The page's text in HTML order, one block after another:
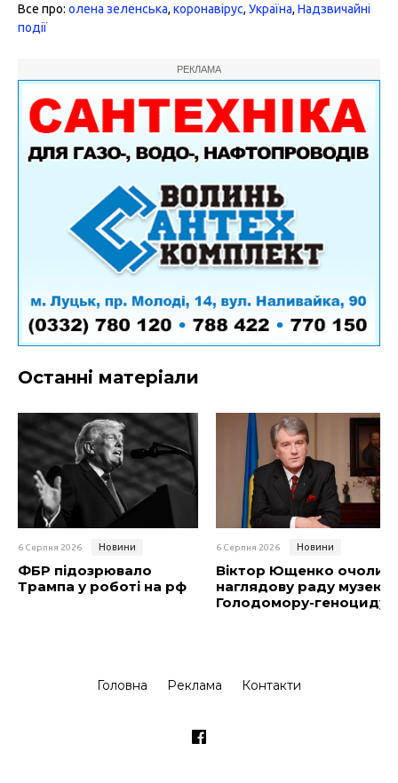
Все про: олена зеленська, коронавірус, Україна, Надзвичайні
події
РЕКЛАМА
Останні матеріали
6 Серпня 2026 Новини
ФБР підозрювало
Трампа у роботі на рф
6 Серпня 2026 Новини
Віктор Ющенко очолив
наглядову раду музею
Голодомору-геноциду
Головна Реклама Контакти